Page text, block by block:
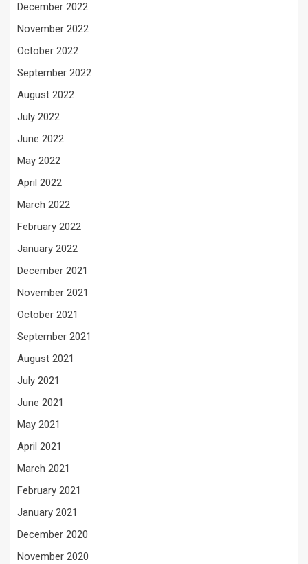
December 2022
November 2022
October 2022
September 2022
August 2022
July 2022
June 2022
May 2022
April 2022
March 2022
February 2022
January 2022
December 2021
November 2021
October 2021
September 2021
August 2021
July 2021
June 2021
May 2021
April 2021
March 2021
February 2021
January 2021
December 2020
November 2020